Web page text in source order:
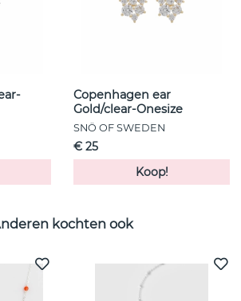
Copenhagen ear
Gold/clear-Onesize
SNÖ OF SWEDEN
€ 25
Koop!
kochten ook